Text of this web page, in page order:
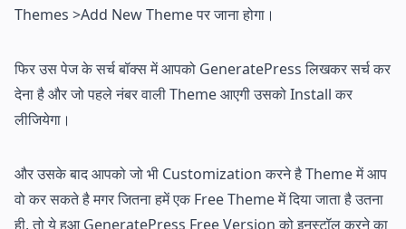
Themes >Add New Theme पर जाना होगा।
फिर उस पेज के सर्च बॉक्स में आपको GeneratePress लिखकर सर्च कर
देना है और जो पहले नंबर वाली Theme आएगी उसको Install कर
लीजियेगा।
और उसके बाद आपको जो भी Customization करने है Theme में आप
वो कर सकते है मगर जितना हमें एक Free Theme में दिया जाता है उतना
ही, तो ये हुआ GeneratePress Free Version को इनस्टॉल करने का